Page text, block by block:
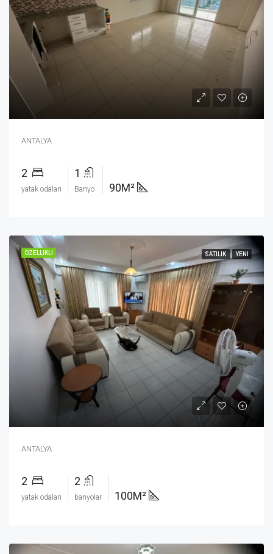
ANTALYA
2
yatak odaları
1
Banyo 90M²
ÖZELLIKLI SATILIK YENI
ANTALYA
2
yatak odaları
2
banyolar 100M²